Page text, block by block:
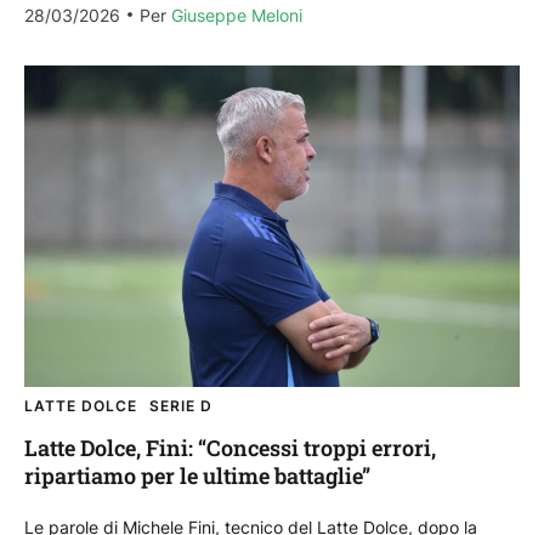
28/03/2026
Per Giuseppe Meloni
LATTE DOLCE SERIE D
Latte Dolce, Fini: “Concessi troppi errori,
ripartiamo per le ultime battaglie”
Le parole di Michele Fini, tecnico del Latte Dolce, dopo la